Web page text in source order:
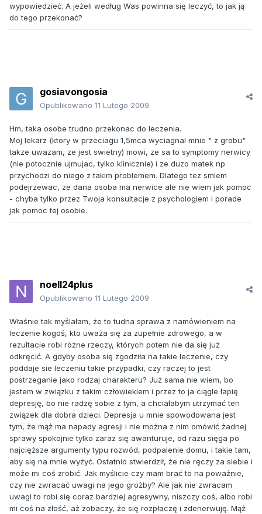
wypowiedzieć. A jeżeli według Was powinna się leczyć, to jak ją
do tego przekonać?
gosiavongosia
Opublikowano 11 Lutego 2009
Hm, taka osobe trudno przekonac do leczenia.
Moj lekarz (ktory w przeciagu 1,5mca wyciagnal mnie " z grobu"
takze uwazam, ze jest swietny) mowi, ze sa to symptomy nerwicy
(nie potocznie ujmujac, tylko klinicznie) i ze duzo matek np
przychodzi do niego z takim problemem. Dlatego tez smiem
podejrzewac, ze dana osoba ma nerwice ale nie wiem jak pomoc
- chyba tylko przez Twoja konsultacje z psychologiem i porade
jak pomoc tej osobie.
noell24plus
Opublikowano 11 Lutego 2009
Właśnie tak myślałam, że to tudna sprawa z namówieniem na
leczenie kogoś, kto uważa się za zupełnie zdrowego, a w
rezultacie robi różne rzeczy, których potem nie da się już
odkręcić. A gdyby osoba się zgodziła na takie leczenie, czy
poddaje sie leczeniu takie przypadki, czy raczej to jest
postrzeganie jako rodzaj charakteru? Już sama nie wiem, bo
jestem w związku z takim człowiekiem i przez to ja ciągle łapię
depresję, bo nie radzę sobie z tym, a chciałabym utrzymać ten
związek dla dobra dzieci. Depresja u mnie spowodowana jest
tym, że mąż ma napady agresji i nie można z nim omówić żadnej
sprawy spokojnie tylko zaraz się awanturuje, od razu sięga po
najcięższe argumenty typu rozwód, podpalenie domu, i takie tam,
aby się na mnie wyżyć. Ostatnio stwierdził, że nie ręczy za siebie i
może mi coś zrobić. Jak myślicie czy mam brać to na poważnie,
czy nie zwracać uwagi na jego grożby? Ale jak nie zwracam
uwagi to robi się coraz bardziej agresywny, niszczy coś, albo robi
mi coś na złość, aż zobaczy, że się rozpłaczę i zdenerwuję. Mąż